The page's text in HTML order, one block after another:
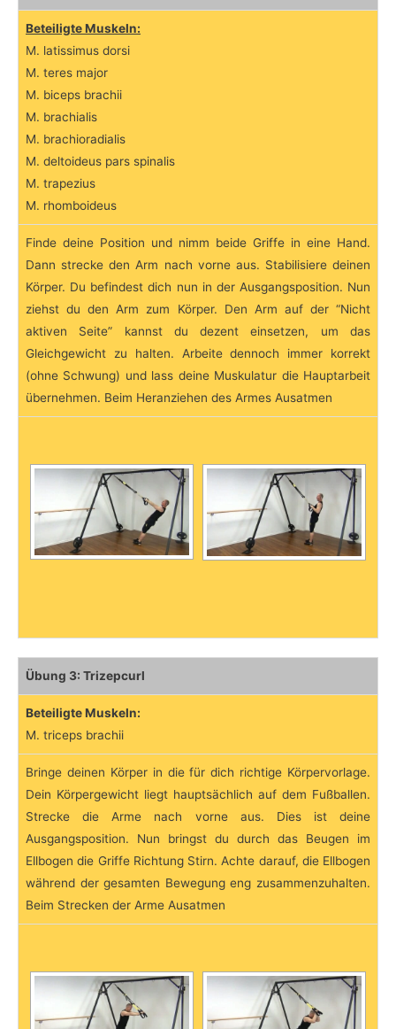
Beteiligte Muskeln:
M. latissimus dorsi
M. teres major
M. biceps brachii
M. brachialis
M. brachioradialis
M. deltoideus pars spinalis
M. trapezius
M. rhomboideus
Finde deine Position und nimm beide Griffe in eine Hand.
Dann strecke den Arm nach vorne aus. Stabilisiere deinen
Körper. Du befindest dich nun in der Ausgangsposition. Nun
ziehst du den Arm zum Körper. Den Arm auf der “Nicht
aktiven Seite” kannst du dezent einsetzen, um das
Gleichgewicht zu halten. Arbeite dennoch immer korrekt
(ohne Schwung) und lass deine Muskulatur die Hauptarbeit
übernehmen. Beim Heranziehen des Armes Ausatmen
Übung 3: Trizepcurl
Beteiligte Muskeln:
M. triceps brachii
Bringe deinen Körper in die für dich richtige Körpervorlage.
Dein Körpergewicht liegt hauptsächlich auf dem Fußballen.
Strecke die Arme nach vorne aus. Dies ist deine
Ausgangsposition. Nun bringst du durch das Beugen im
Ellbogen die Griffe Richtung Stirn. Achte darauf, die Ellbogen
während der gesamten Bewegung eng zusammenzuhalten.
Beim Strecken der Arme Ausatmen